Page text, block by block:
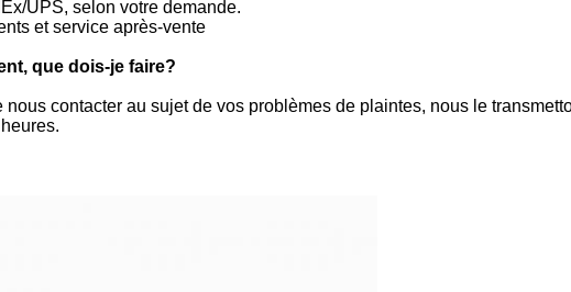
UPS, selon votre demande.
et service après-vente
que dois-je faire?
contacter au sujet de vos problèmes de plaintes, nous le